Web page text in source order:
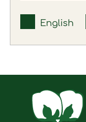
English